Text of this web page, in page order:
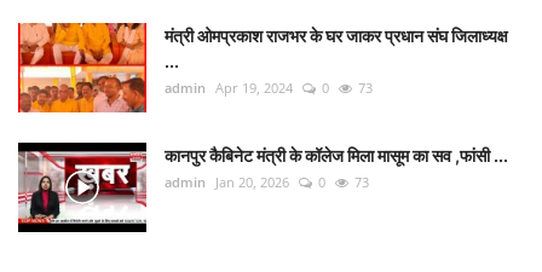
Talk Show
उत्तर प्रदेश
मंत्री ओमप्रकाश राजभर के घर जाकर प्रधान संघ जिलाध्यक्ष
...
admin Apr 19, 2024 0 73
कानपुर कैबिनेट मंत्री के कॉलेज मिला मासूम का सव ,फांसी ...
admin Jan 20, 2026 0 73